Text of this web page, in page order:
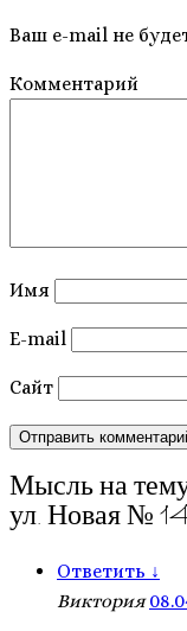
Ваш e-mail не
Комментарий
Имя
E-mail
Сайт
Мысль на
ул. Новая №
Ответить ↓
Виктория